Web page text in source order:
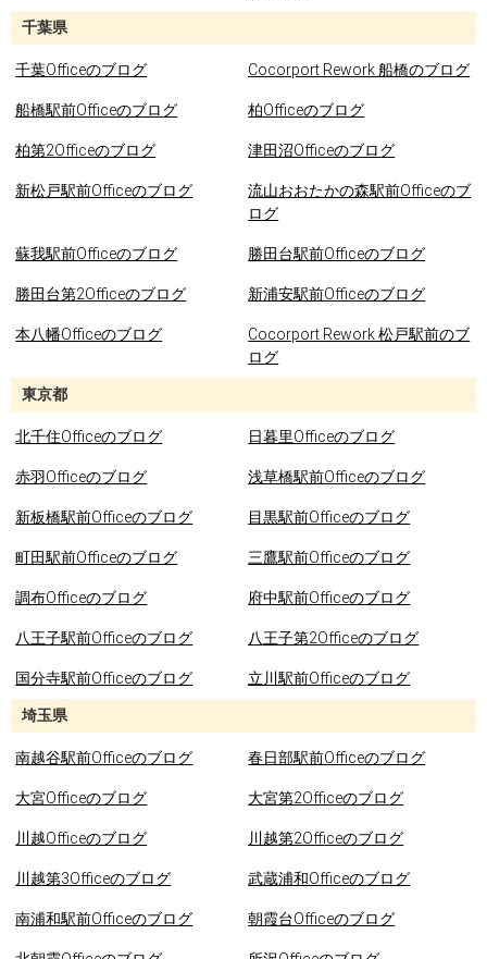
千葉県
千葉Officeのブログ Cocorport Rework 船橋のブログ
船橋駅前Officeのブログ 柏Officeのブログ
柏第2Officeのブログ 津田沼Officeのブログ
新松戸駅前Officeのブログ
流山おおたかの森駅前Officeのブ
ログ
蘇我駅前Officeのブログ 勝田台駅前Officeのブログ
勝田台第2Officeのブログ 新浦安駅前Officeのブログ
本八幡Officeのブログ
Cocorport Rework 松戸駅前のブ
ログ
東京都
北千住Officeのブログ 日暮里Officeのブログ
赤羽Officeのブログ 浅草橋駅前Officeのブログ
新板橋駅前Officeのブログ 目黒駅前Officeのブログ
町田駅前Officeのブログ 三鷹駅前Officeのブログ
調布Officeのブログ 府中駅前Officeのブログ
八王子駅前Officeのブログ 八王子第2Officeのブログ
国分寺駅前Officeのブログ 立川駅前Officeのブログ
埼玉県
南越谷駅前Officeのブログ 春日部駅前Officeのブログ
大宮Officeのブログ 大宮第2Officeのブログ
川越Officeのブログ 川越第2Officeのブログ
川越第3Officeのブログ 武蔵浦和Officeのブログ
南浦和駅前Officeのブログ 朝霞台Officeのブログ